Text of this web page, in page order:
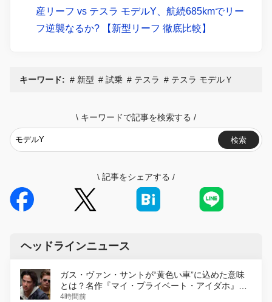
産リーフ vs テスラ モデルY、航続685kmでリー
フ逆襲なるか? 【新型リーフ 徹底比較】
キーワード: 新型 試乗 テスラ テスラ モデルＹ
\ キーワードで記事を検索する /
検索
\ 記事をシェアする /
ヘッドラインニュース
ガス・ヴァン・サントが“黄色い車”に込めた意味
とは？名作『マイ・プライベート・アイダホ』が
初のデジタルリマスター版で復活
4時間前